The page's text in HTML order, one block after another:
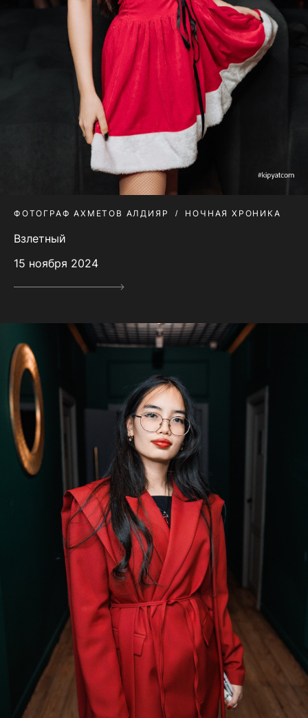
ФОТОГРАФ АХМЕТОВ АЛДИЯР НОЧНАЯ ХРОНИКА
Взлетный
15 ноября 2024